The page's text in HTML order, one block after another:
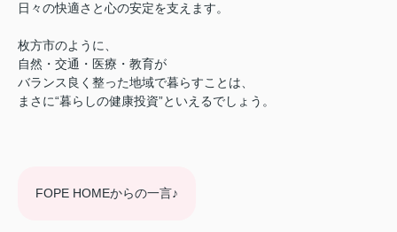
日々の快適さと心の安定を支えます。
枚方市のように、
自然・交通・医療・教育が
バランス良く整った地域で暮らすことは、
まさに“暮らしの健康投資”といえるでしょう。
FOPE HOMEからの一言♪